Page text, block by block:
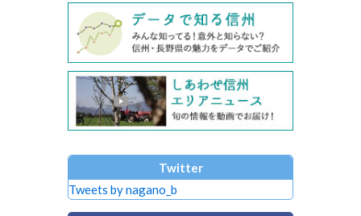
Twitter
Tweets by nagano_b